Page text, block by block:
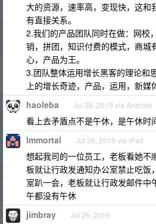
大的资源，速率高，变现快，这和
有直接关系。
2.我们的产品团队同时在做：网校
销，拼团，知识付费的模式，商城
心，产品为王。
3.团队整体运用增长黑客的理论和
上的增长奇迹，产品，运用，新媒
haoleba Jul 26, 2019 via Android
看上去矛盾点不是午休，是午休时
lmmortal Jul 26, 2019 via iPad
想起我司的一位员工，老板看她不
板就让行政发通知办公室禁止吃饭
室趴一会，老板就让行政发邮件中
午都没有午休
jimbray Jul 26, 2019